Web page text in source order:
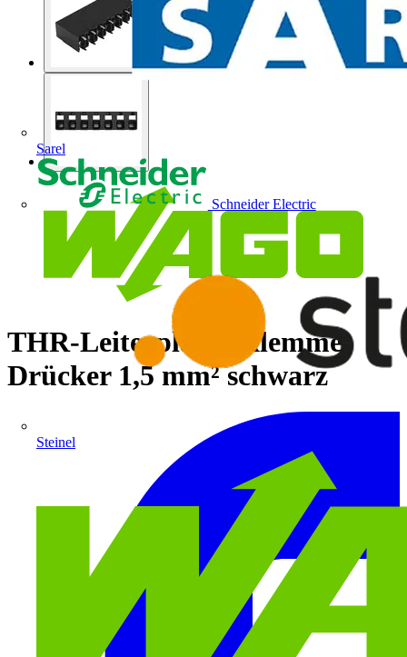
Sarel
Schneider Electric
Steinel
THR-Leiterplattenklemme
Drücker 1,5 mm² schwarz